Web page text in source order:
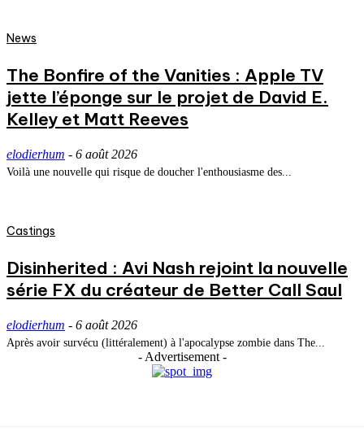
News
The Bonfire of the Vanities : Apple TV
jette l’éponge sur le projet de David E.
Kelley et Matt Reeves
elodierhum - 6 août 2026
Voilà une nouvelle qui risque de doucher l'enthousiasme des...
Castings
Disinherited : Avi Nash rejoint la nouvelle
série FX du créateur de Better Call Saul
elodierhum - 6 août 2026
Après avoir survécu (littéralement) à l'apocalypse zombie dans The...
- Advertisement -